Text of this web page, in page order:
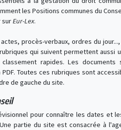
les Positions communes du
surEur-Lex.
procès-verbaux, ordres du
qui suivent permettent aussi
rapides. Les documents
Toutes ces rubriques sont
de gauche du site.
pour connaître les dates et
partie du site est consacrée à